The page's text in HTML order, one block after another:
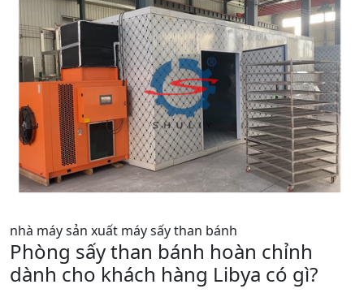
nhà máy sản xuất máy sấy than bánh
Phòng sấy than bánh hoàn chỉnh
dành cho khách hàng Libya có gì?